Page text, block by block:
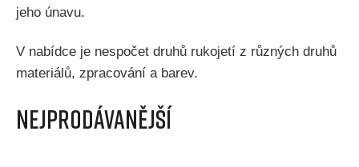
jeho únavu.
V nabídce je nespočet druhů rukojetí z různých druhů
materiálů, zpracování a barev.
Nejprodávanější